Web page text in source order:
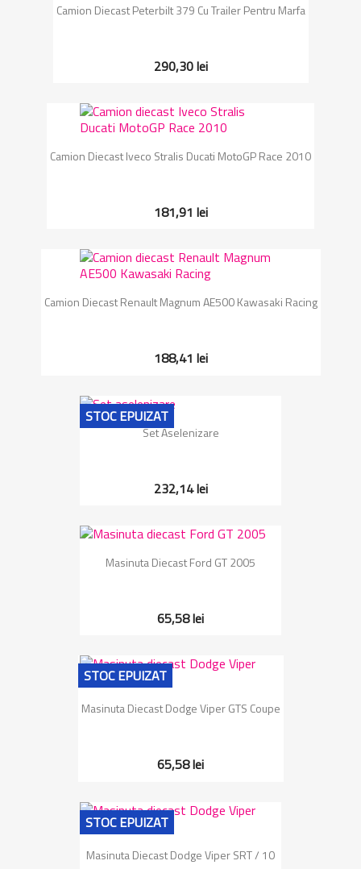
Camion Diecast Peterbilt 379 Cu Trailer Pentru Marfa
290,30 lei
Camion Diecast Iveco Stralis Ducati MotoGP Race 2010
181,91 lei
Camion Diecast Renault Magnum AE500 Kawasaki Racing
188,41 lei
Set Aselenizare
232,14 lei
STOC EPUIZAT
Masinuta Diecast Ford GT 2005
65,58 lei
Masinuta Diecast Dodge Viper GTS Coupe
65,58 lei
STOC EPUIZAT
Masinuta Diecast Dodge Viper SRT / 10
STOC EPUIZAT